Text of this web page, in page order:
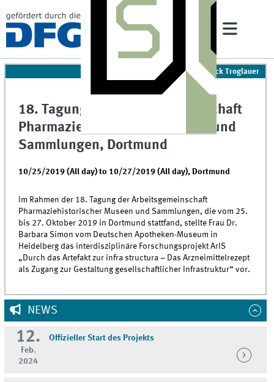
05/07/2020 - 17:38 Patrick Troglauer
18. Tagung der Arbeitsgemeinschaft
Pharmaziehistorischer Museen und
Sammlungen, Dortmund
10/25/2019 (All day) to 10/27/2019 (All day), Dortmund
Im Rahmen der 18. Tagung der Arbeitsgemeinschaft
Pharmaziehistorischer Museen und Sammlungen, die vom 25.
bis 27. Oktober 2019 in Dortmund stattfand, stellte Frau Dr.
Barbara Simon vom Deutschen Apotheken-Museum in
Heidelberg das interdisziplinäre Forschungsprojekt ArIS
„Durch das Artefakt zur infra structura – Das Arzneimittelrezept
als Zugang zur Gestaltung gesellschaftlicher Infrastruktur“ vor.
NEWS
12.
Feb.
2024
Offizieller Start des Projekts